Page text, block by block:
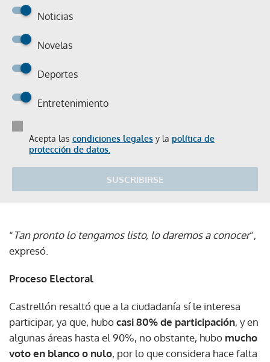
Noticias
Novelas
Deportes
Entretenimiento
Acepta las condiciones legales y la política de
protección de datos.
SUSCRIBIRSE
“Tan pronto lo tengamos listo, lo daremos a conocer”,
expresó.
Proceso Electoral
Castrellón resaltó que a la ciudadanía sí le interesa
participar, ya que, hubocasi 80% de participación, y en
algunas áreas hasta el 90%, no obstante, hubo mucho
voto en blanco o nulo, por lo que considera hace falta